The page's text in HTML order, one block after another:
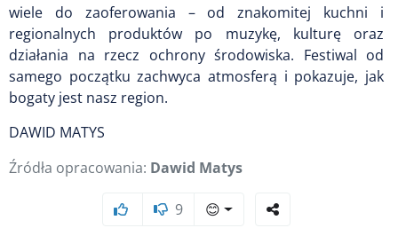
wiele do zaoferowania – od znakomitej kuchni i
regionalnych produktów po muzykę, kulturę oraz
działania na rzecz ochrony środowiska. Festiwal od
samego początku zachwyca atmosferą i pokazuje, jak
bogaty jest nasz region.
DAWID MATYS
Źródła opracowania: Dawid Matys
9 😊